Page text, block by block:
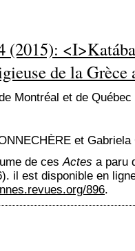
(2015):
de la Grèce
Montréal et de
et Gabriela
de cesActes a paru
il est disponible en
896.